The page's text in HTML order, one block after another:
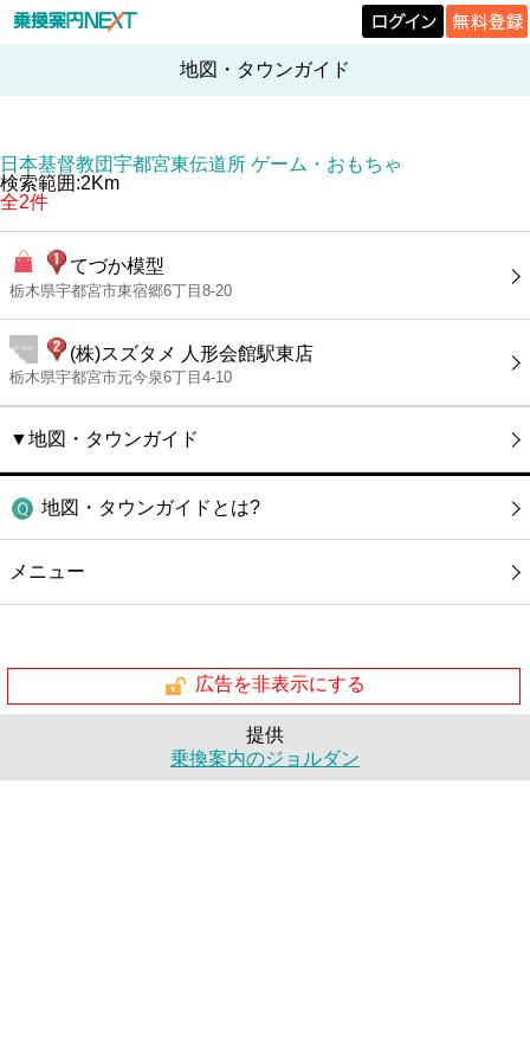
地図・タウンガイド
日本基督教団宇都宮東伝道所 ゲーム・おもちゃ
検索範囲:2Km
全2件
てづか模型
栃木県宇都宮市東宿郷6丁目8-20
(株)スズタメ 人形会館駅東店
栃木県宇都宮市元今泉6丁目4-10
▼地図・タウンガイド
地図・タウンガイドとは?
メニュー
広告を非表示にする
提供
乗換案内のジョルダン